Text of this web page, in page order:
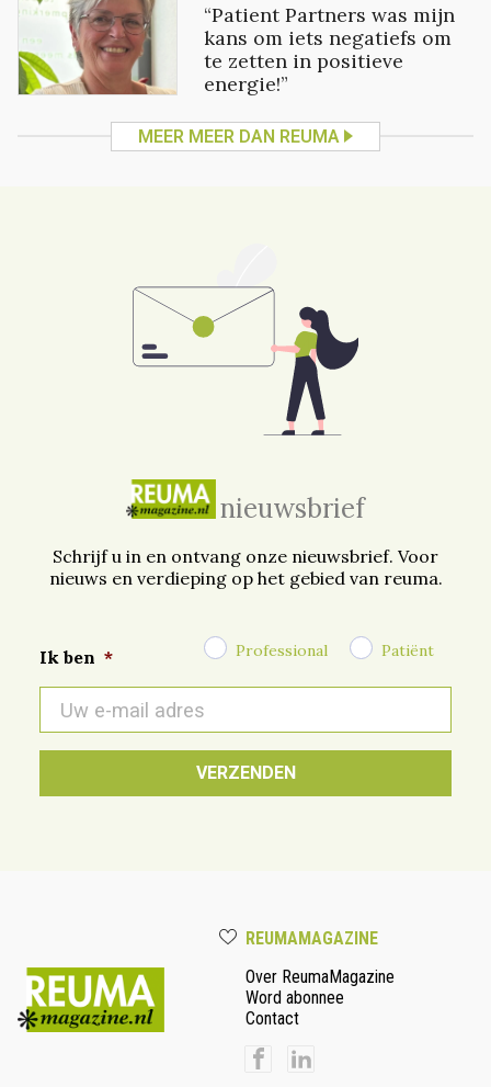
“Patient Partners was mijn
kans om iets negatiefs om
te zetten in positieve
energie!”
MEER MEER DAN REUMA
nieuwsbrief
Schrijf u in en ontvang onze nieuwsbrief. Voor
nieuws en verdieping op het gebied van reuma.
Ik ben * Professional Patiënt
mail
*
REUMAMAGAZINE
Over ReumaMagazine
Word abonnee
Contact